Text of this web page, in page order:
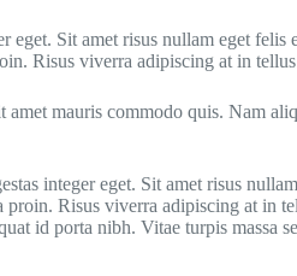
eget. Sit amet risus nullam eget
Risus viverra adipiscing at in
mauris commodo quis. Nam
integer eget. Sit amet risus
Risus viverra adipiscing at in
id porta nibh. Vitae turpis massa